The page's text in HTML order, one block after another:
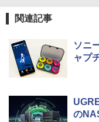
関連記事
ソニ
ャプ
の